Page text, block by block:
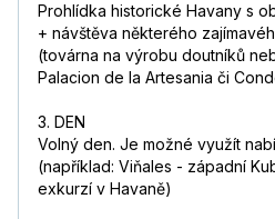
Prohlídka historické Havany s
+ návštěva některého
(továrna na výrobu doutníků
Palacion de la Artesania či
3. DEN
Volný den. Je možné využít
(například: Viňales - západní
exkurzí v Havaně)